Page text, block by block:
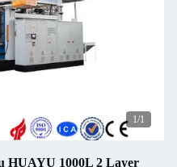
1/1
HUAYU 1000L 2 Layer